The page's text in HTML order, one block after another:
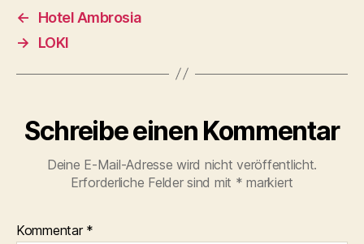
←
Hotel Ambrosia
→
LOKI
Schreibe einen Kommentar
Deine E-Mail-Adresse wird nicht veröffentlicht.
Erforderliche Felder sind mit * markiert
Kommentar *